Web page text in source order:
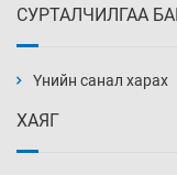
3
СУРТАЛЧИЛГАА
Үнийн санал харах
ХАЯГ